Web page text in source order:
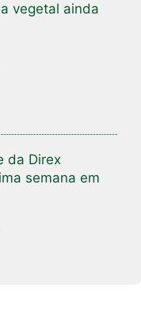
vegetal ainda
da Direx
semana em